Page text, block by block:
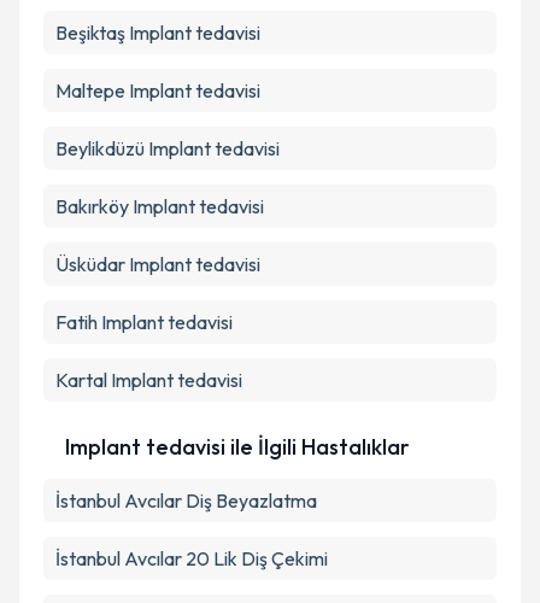
Beşiktaş Implant tedavisi
Maltepe Implant tedavisi
Beylikdüzü Implant tedavisi
Bakırköy Implant tedavisi
Üsküdar Implant tedavisi
Fatih Implant tedavisi
Kartal Implant tedavisi
Implant tedavisi ile İlgili Hastalıklar
İstanbul Avcılar Diş Beyazlatma
İstanbul Avcılar 20 Lik Diş Çekimi